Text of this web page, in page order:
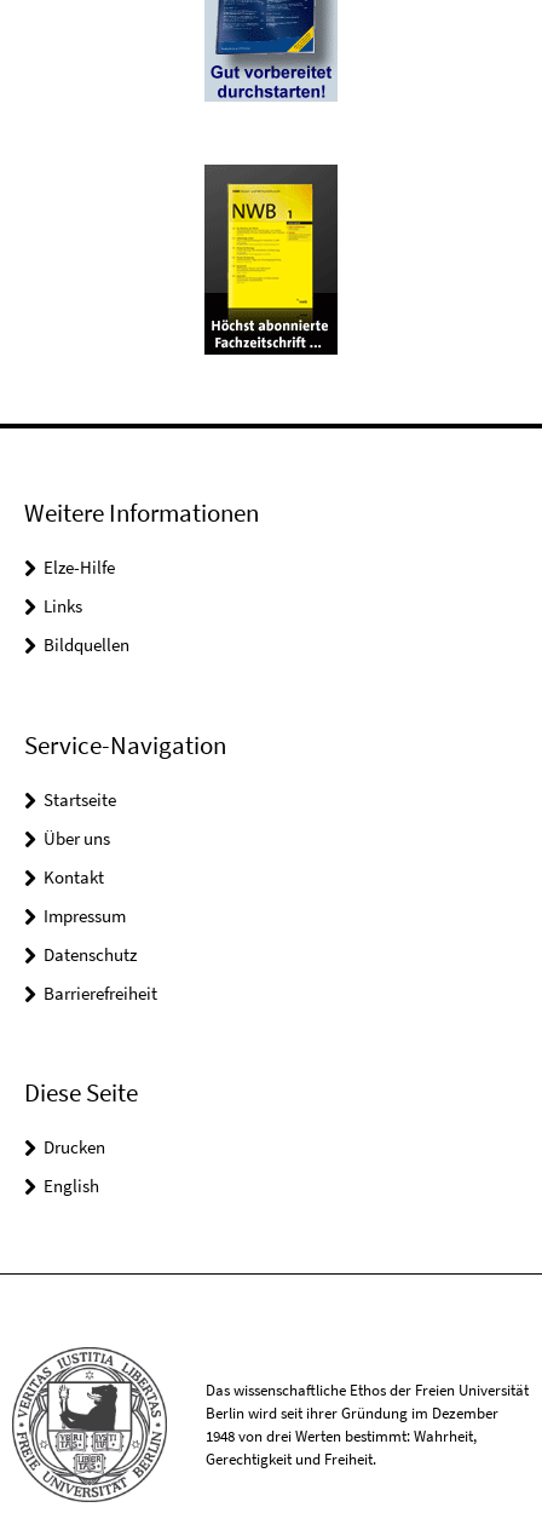
Weitere Informationen
Elze-Hilfe
Links
Bildquellen
Service-Navigation
Startseite
Über uns
Kontakt
Impressum
Datenschutz
Barrierefreiheit
Diese Seite
Drucken
English
Das wissenschaftliche Ethos der Freien Universität
Berlin wird seit ihrer Gründung im Dezember
1948 von drei Werten bestimmt: Wahrheit,
Gerechtigkeit und Freiheit.